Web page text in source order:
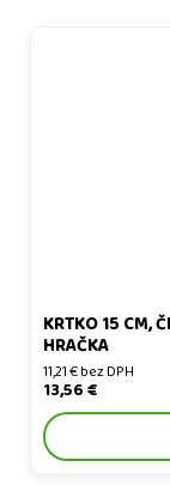
Krtko 15 cm,
KRTKO 15 CM,
HRAČKA
11,21 € bez DPH
13,56 €